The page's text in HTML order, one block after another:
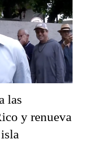
las
y renueva